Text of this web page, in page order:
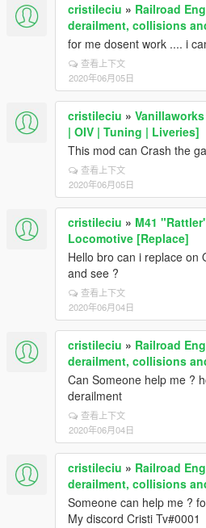
cristileciu » Railroad
derailment, collisions
for me dosent work .... i
查看上下文
2020年06月05日
cristileciu »
| OIV | Tuning | Liveries]
This mod can Crash the
查看上下文
2020年06月05日
cristileciu » M41
Locomotive [Replace]
Hello bro can i replace on
and see ?
查看上下文
2020年06月04日
cristileciu » Railroad
derailment, collisions
Can Someone help me ?
derailment
查看上下文
2020年06月04日
cristileciu » Railroad
derailment, collisions
Someone can help me ?
My discord Cristi Tv#0001